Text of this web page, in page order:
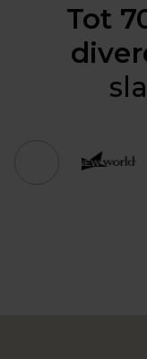
Tot